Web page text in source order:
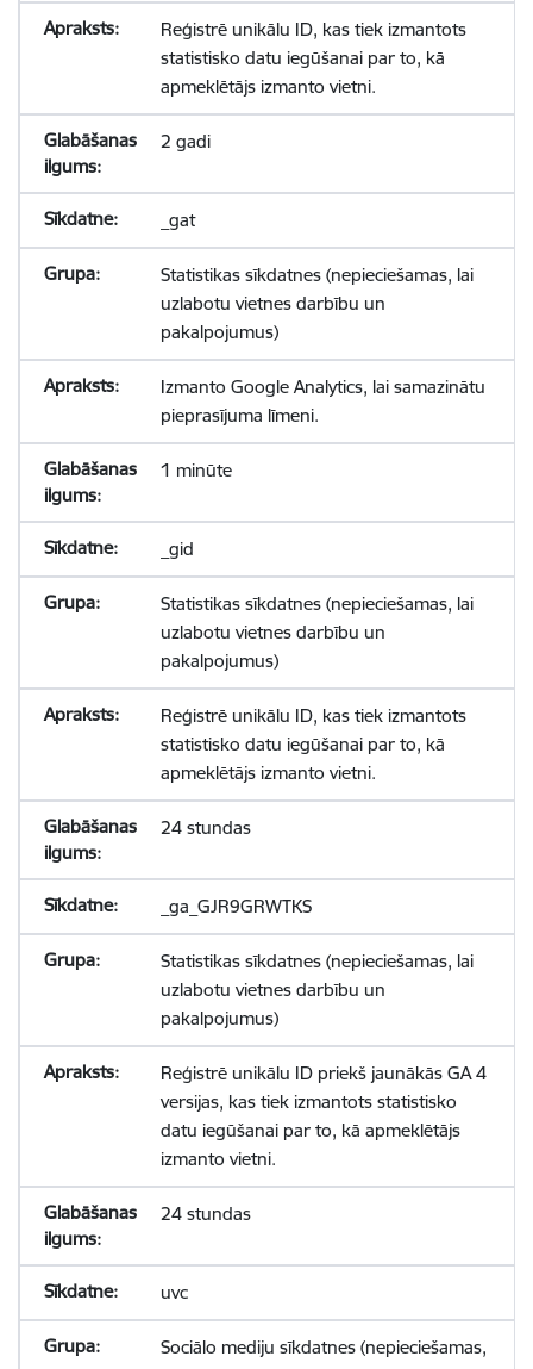
Reģistrē unikālu ID, kas tiek izmantots
statistisko datu iegūšanai par to, kā
apmeklētājs izmanto vietni.
2 gadi
_gat
Statistikas sīkdatnes (nepieciešamas, lai
uzlabotu vietnes darbību un
pakalpojumus)
Izmanto Google Analytics, lai samazinātu
pieprasījuma līmeni.
1 minūte
_gid
Statistikas sīkdatnes (nepieciešamas, lai
uzlabotu vietnes darbību un
pakalpojumus)
Reģistrē unikālu ID, kas tiek izmantots
statistisko datu iegūšanai par to, kā
apmeklētājs izmanto vietni.
24 stundas
_ga_GJR9GRWTKS
Statistikas sīkdatnes (nepieciešamas, lai
uzlabotu vietnes darbību un
pakalpojumus)
Reģistrē unikālu ID priekš jaunākās GA 4
versijas, kas tiek izmantots statistisko
datu iegūšanai par to, kā apmeklētājs
izmanto vietni.
24 stundas
uvc
Sociālo mediju sīkdatnes (nepieciešamas,